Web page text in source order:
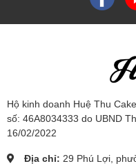
Hộ kinh doanh Huệ Thu
số: 46A8034333 do UBND
16/02/2022
Địa chỉ: 29 Phú Lợi,